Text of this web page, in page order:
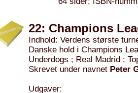
22: Champions
Indhold: Verdens største
Danske hold i Champions
Underdogs ; Real Madrid ;
Skrevet under navnet Peter
Udgaver: